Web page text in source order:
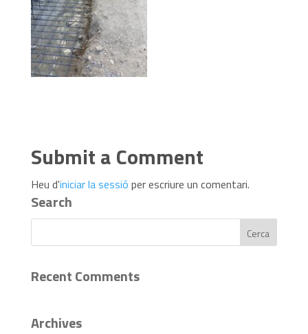
Submit a Comment
Heu d'iniciar la sessió per escriure un comentari.
Search
Recent Comments
Archives